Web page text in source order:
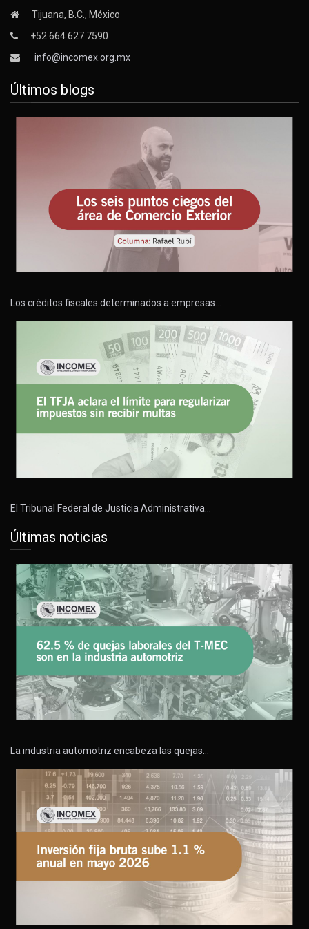
Tijuana, B.C., México
+52 664 627 7590
info@incomex.org.mx
Últimos blogs
Los créditos fiscales determinados a empresas…
El Tribunal Federal de Justicia Administrativa…
Últimas noticias
La industria automotriz encabeza las quejas…